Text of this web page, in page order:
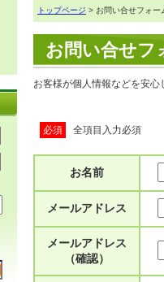
トップページ > お問い合せフォー
お問い合せフ
お客様が個人情報などを安
必須 全項目入力必須
お名前
メールアドレス
メールアドレス
（確認）